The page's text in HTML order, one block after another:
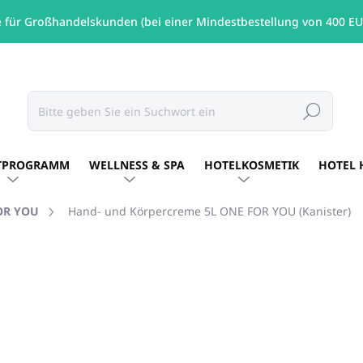
für Großhandelskunden (bei einer Mindestbestellung von 400
Suchen
WELLNESS & SPA HOTELKOSMETIK HOTEL
YOU Hand- und Körpercreme 5L ONE FOR YOU (Kanister)